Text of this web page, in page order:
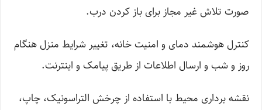
صورت تلاش غیر مجاز برای باز کردن درب.
کنترل هوشمند دمای و امنیت خانه، تغییر شرایط منزل هنگام
روز و شب و ارسال اطلاعات از طریق پیامک و اینترنت.
نقشه برداری محیط با استفاده از چرخش التراسونیک، چاپ،